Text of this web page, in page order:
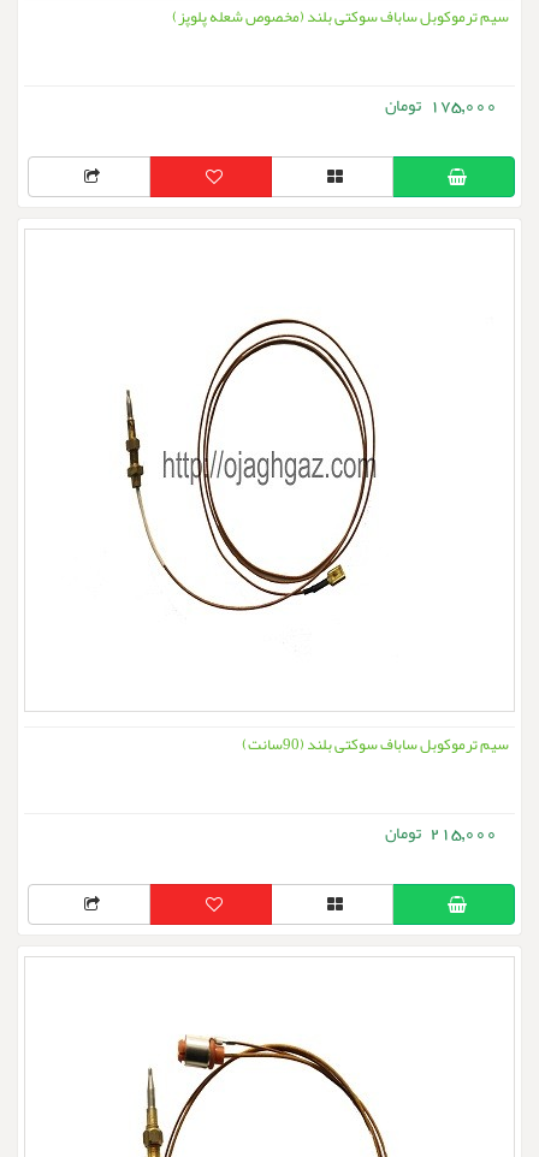
سیم ترموکوبل ساباف سوکتی بلند (مخصوص شعله پلوپز)
175,000
سیم ترموکوبل ساباف سوکتی بلند (90سانت)
215,000